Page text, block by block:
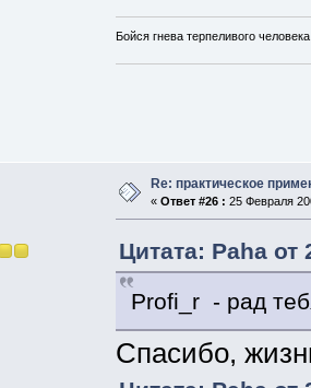
Бойся гнева терпеливого
Re: практическое
« Ответ #26 : 25 Февраля
Цитата: Paha
Profi_r - рад
Спасибо,